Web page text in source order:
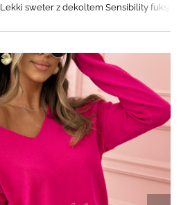
Lekki sweter z dekoltem Sensibility